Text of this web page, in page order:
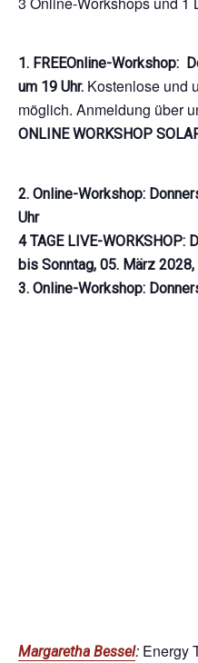
1. FREEOnline-Workshop:
um 19 Uhr. Kostenlose und
möglich. Anmeldung über
ONLINE WORKSHOP
2. Online-Workshop:
Uhr
4 TAGE LIVE-WORKSHOP:
bis Sonntag, 05. März 2028,
3. Online-Workshop:
Margaretha Bessel: Energy